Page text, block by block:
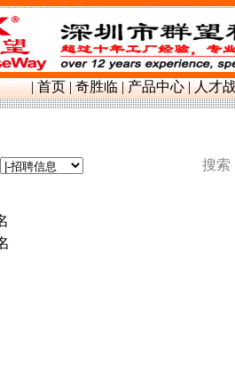
带镍片,铜铝镍,
|首页|奇胜临|产品中心|人才
搜索